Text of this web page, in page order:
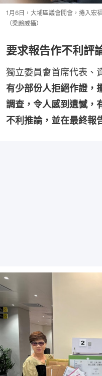
1月6日，大埔區議會開會，捲入宏
（梁鵬威攝）
要求報告作不利評
獨立委員會首席代表、
有少部份人拒絕作證，
調查，令人感到遺憾，
不利推論，並在最終報